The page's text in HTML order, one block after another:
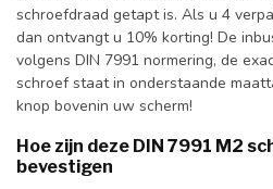
schroefdraad getapt is. Als u 4
dan ontvangt u 10% korting! De
volgens DIN 7991 normering, de
schroef staat in onderstaande
knop bovenin uw scherm!
Hoe zijn deze DIN 7991 M2
bevestigen